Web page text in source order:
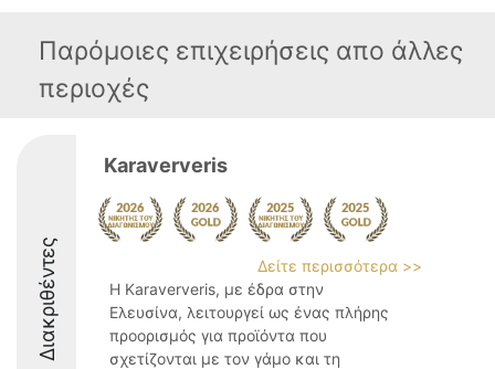
Παρόμοιες επιχειρήσεις απο άλλες
περιοχές
Διακριθέντες
Karaververis
Δείτε περισσότερα >>
Η Karaververis, με έδρα στην
Ελευσίνα, λειτουργεί ως ένας πλήρης
προορισμός για προϊόντα που
σχετίζονται με τον γάμο και τη